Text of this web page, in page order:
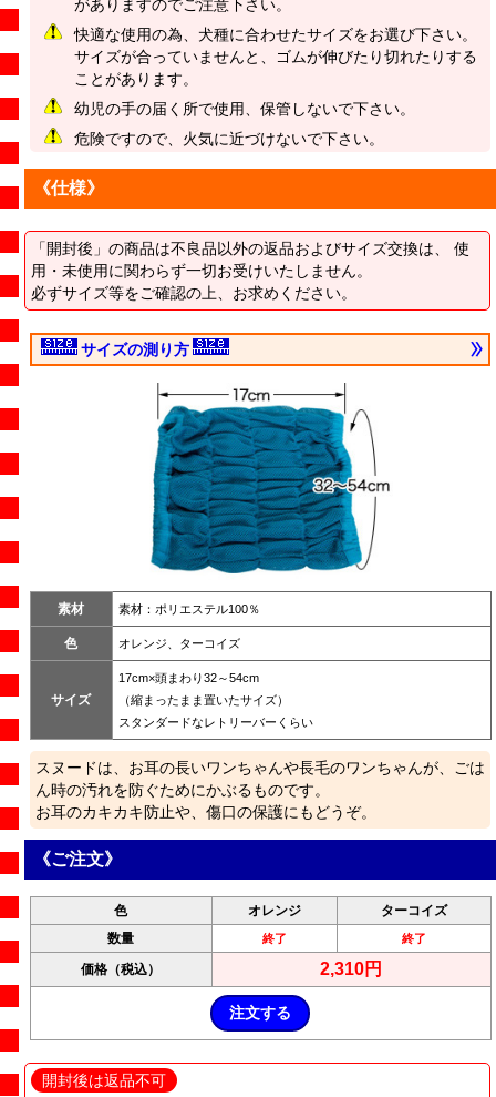
がありますのでご注意下さい。
快適な使用の為、犬種に合わせたサイズをお選び下さい。
サイズが合っていませんと、ゴムが伸びたり切れたりする
ことがあります。
幼児の手の届く所で使用、保管しないで下さい。
危険ですので、火気に近づけないで下さい。
《仕様》
「開封後」の商品は不良品以外の返品およびサイズ交換は、 使
用・未使用に関わらず一切お受けいたしません。
必ずサイズ等をご確認の上、お求めください。
サイズの測り方
素材 素材：ポリエステル100％
色 オレンジ、ターコイズ
サイズ
17cm×頭まわり32～54cm
（縮まったまま置いたサイズ）
スタンダードなレトリーバーくらい
スヌードは、お耳の長いワンちゃんや長毛のワンちゃんが、ごは
ん時の汚れを防ぐためにかぶるものです。
お耳のカキカキ防止や、傷口の保護にもどうぞ。
《ご注文》
色 オレンジ
ターコイズ
数量
終了 終了
価格（税込） 2,310円
開封後は返品不可